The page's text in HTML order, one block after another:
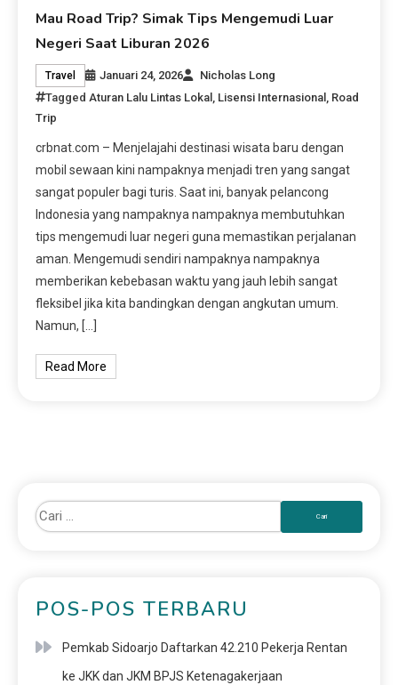
Mau Road Trip? Simak Tips Mengemudi Luar
Negeri Saat Liburan 2026
Travel Januari 24, 2026
Nicholas Long
Tagged Aturan Lalu Lintas Lokal Lisensi Internasional
Road
Trip
crbnat.com – Menjelajahi destinasi wisata baru dengan
mobil sewaan kini nampaknya menjadi tren yang sangat
sangat populer bagi turis. Saat ini, banyak pelancong
Indonesia yang nampaknya nampaknya membutuhkan
tips mengemudi luar negeri guna memastikan perjalanan
aman. Mengemudi sendiri nampaknya nampaknya
memberikan kebebasan waktu yang jauh lebih sangat
fleksibel jika kita bandingkan dengan angkutan umum.
Namun, […]
Read More
POS-POS TERBARU
Pemkab Sidoarjo Daftarkan 42.210 Pekerja Rentan
ke JKK dan JKM BPJS Ketenagakerjaan